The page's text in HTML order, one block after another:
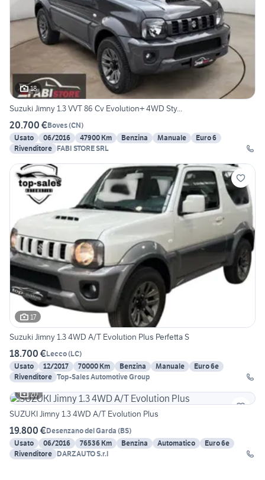
18
Suzuki Jimny 1.3 VVT 86 Cv Evolution+ 4WD Sty...
20.700 €Boves(CN)
Usato
06/2016 47900 Km Benzina Manuale
Euro 6
Rivenditore FABI STORE SRL
17
Suzuki Jimny 1.3 4WD A/T Evolution Plus Perfetta S
18.700 €Lecco(LC)
Usato
12/2017 70000 Km Benzina Manuale
Euro 6e
Rivenditore Top-Sales Automotive Group
20
SUZUKI Jimny 1.3 4WD A/T Evolution Plus
19.800 €Desenzano del Garda (BS)
Usato
06/2016 76536 Km Benzina Automatico
Euro 6e
Rivenditore DARZAUTO S.r.l